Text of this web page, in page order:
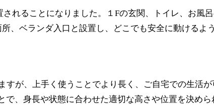
れることになりました。１Fの玄関、トイレ、お風
、ベランダ入口と設置し、どこでも安全に動けるよ
すが、上手く使うことでより長く、ご自宅での生活が
で、身長や状態に合わせた適切な高さや位置を決めら